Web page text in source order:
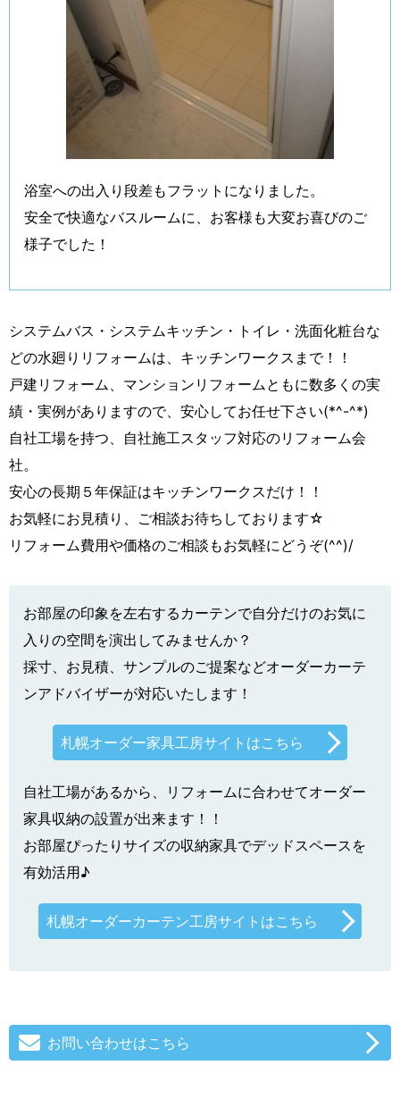
浴室への出入り段差もフラットになりました。
安全で快適なバスルームに、お客様も大変お喜びのご
様子でした！
システムバス・システムキッチン・トイレ・洗面化粧台な
どの水廻りリフォームは、キッチンワークスまで！！
戸建リフォーム、マンションリフォームともに数多くの実
績・実例がありますので、安心してお任せ下さい(*^-^*)
自社工場を持つ、自社施工スタッフ対応のリフォーム会
社。
安心の長期５年保証はキッチンワークスだけ！！
お気軽にお見積り、ご相談お待ちしております☆
リフォーム費用や価格のご相談もお気軽にどうぞ(^^)/
お部屋の印象を左右するカーテンで自分だけのお気に
入りの空間を演出してみませんか？
採寸、お見積、サンプルのご提案などオーダーカーテ
ンアドバイザーが対応いたします！
札幌オーダー家具工房サイトはこちら
自社工場があるから、リフォームに合わせてオーダー
家具収納の設置が出来ます！！
お部屋ぴったりサイズの収納家具でデッドスペースを
有効活用♪
札幌オーダーカーテン工房サイトはこちら
お問い合わせはこちら